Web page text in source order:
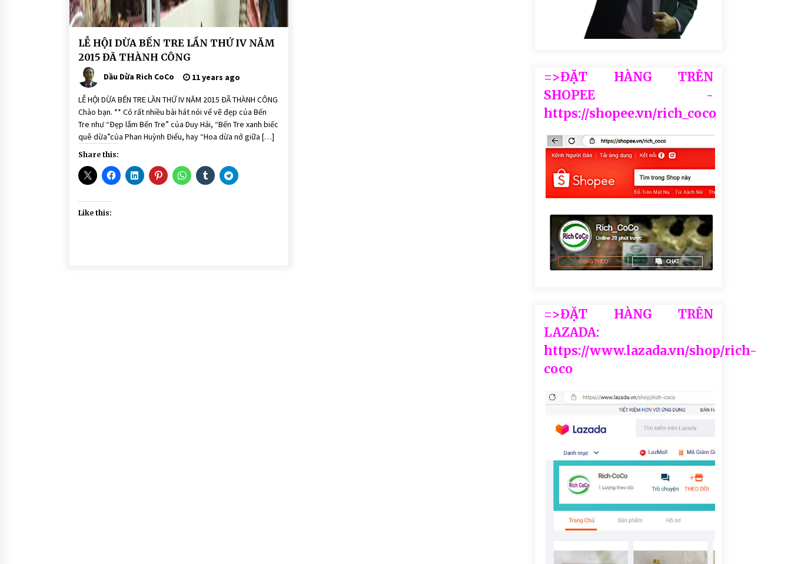
CÔNG
DỤNG
QUẢ
DỪA
LỄ HỘI DỪA BẾN TRE LẦN THỨ IV NĂM
2015 ĐÃ THÀNH CÔNG
Dầu Dừa Rich CoCo 11 years ago
LỄ HỘI DỪA BẾN TRE LẦN THỨ IV NĂM 2015 ĐÃ THÀNH CÔNG
Chào bạn. ** Có rất nhiều bài hát nói vể vẽ đẹp của Bến
Tre như “Đẹp lắm Bến Tre” của Duy Hải, “Bến Tre xanh biếc
quê dừa”của Phan Huỳnh Điểu, hay “Hoa dừa nở giữa […]
Share this:
Like this:
=>ĐẶT HÀNG TRÊN
SHOPEE -
https://shopee.vn/rich_coco
=>ĐẶT HÀNG TRÊN
LAZADA:
https://www.lazada.vn/shop/rich-
coco